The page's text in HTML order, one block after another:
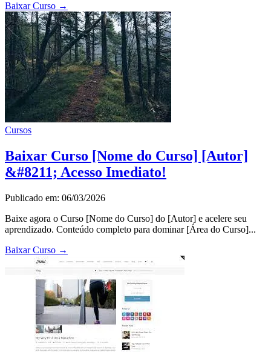
Baixar Curso →
Cursos
Baixar Curso [Nome do Curso] [Autor]
&#8211; Acesso Imediato!
Publicado em: 06/03/2026
Baixe agora o Curso [Nome do Curso] do [Autor] e acelere seu
aprendizado. Conteúdo completo para dominar [Área do Curso]...
Baixar Curso →